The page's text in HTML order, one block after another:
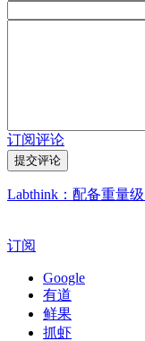
订阅评论
Labthink：配备重量
订阅
Google
有道
鲜果
抓虾